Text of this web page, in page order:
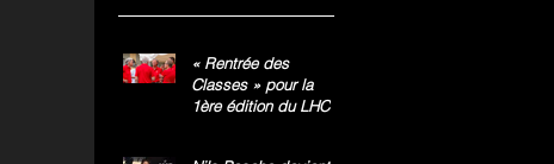
« Rentrée des
Classes » pour la
1ère édition du LHC